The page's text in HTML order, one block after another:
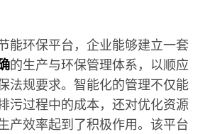
能环保平台，企业能够建立一套
的生产与环保管理体系，以顺应
法规要求。智能化的管理不仅能
污过程中的成本，还对优化资源
产效率起到了积极作用。该平台